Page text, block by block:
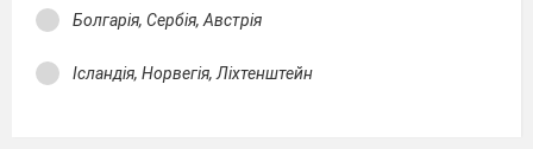
Болгарія, Сербія, Австрія
Ісландія, Норвегія, Ліхтенштейн